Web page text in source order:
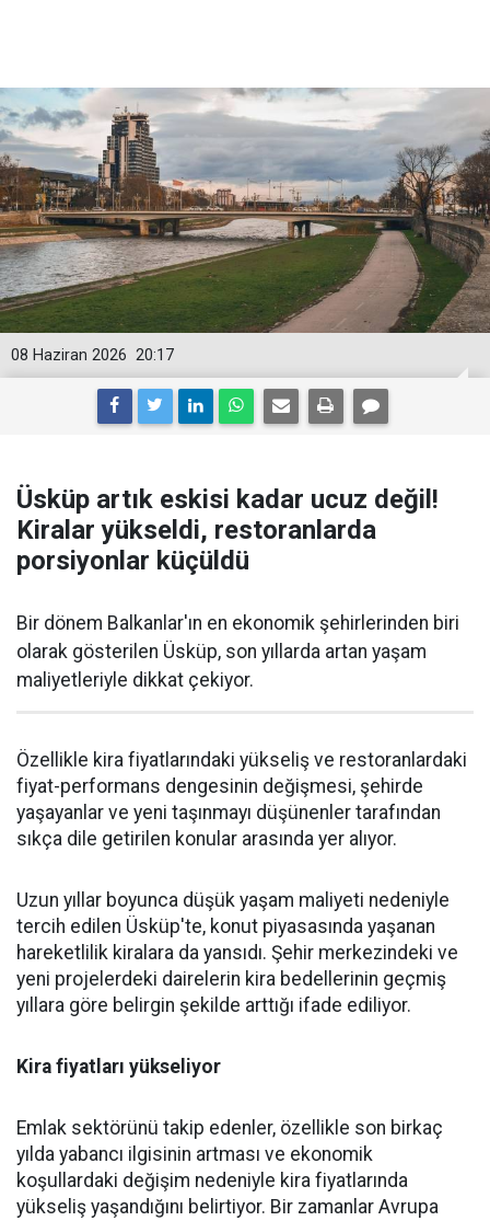
20:17
08 Haziran 2026
Üsküp artık eskisi kadar ucuz değil!
Kiralar yükseldi, restoranlarda
porsiyonlar küçüldü
Bir dönem Balkanlar'ın en ekonomik şehirlerinden biri
olarak gösterilen Üsküp, son yıllarda artan yaşam
maliyetleriyle dikkat çekiyor.
Özellikle kira fiyatlarındaki yükseliş ve restoranlardaki
fiyat-performans dengesinin değişmesi, şehirde
yaşayanlar ve yeni taşınmayı düşünenler tarafından
sıkça dile getirilen konular arasında yer alıyor.
Uzun yıllar boyunca düşük yaşam maliyeti nedeniyle
tercih edilen Üsküp'te, konut piyasasında yaşanan
hareketlilik kiralara da yansıdı. Şehir merkezindeki ve
yeni projelerdeki dairelerin kira bedellerinin geçmiş
yıllara göre belirgin şekilde arttığı ifade ediliyor.
Kira fiyatları yükseliyor
Emlak sektörünü takip edenler, özellikle son birkaç
yılda yabancı ilgisinin artması ve ekonomik
koşullardaki değişim nedeniyle kira fiyatlarında
yükseliş yaşandığını belirtiyor. Bir zamanlar Avrupa